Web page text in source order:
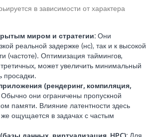
в зависимости от характера
миром и стратегии: Они
реальной задержке (нс), так и к высокой
(частоте). Оптимизация таймингов,
может увеличить минимальный
просадки.
(рендеринг, компиляция,
Обычно они ограничены пропускной
памяти. Влияние латентности здесь
ощущается в задачах с частым
данных, виртуализация, HPC): Для